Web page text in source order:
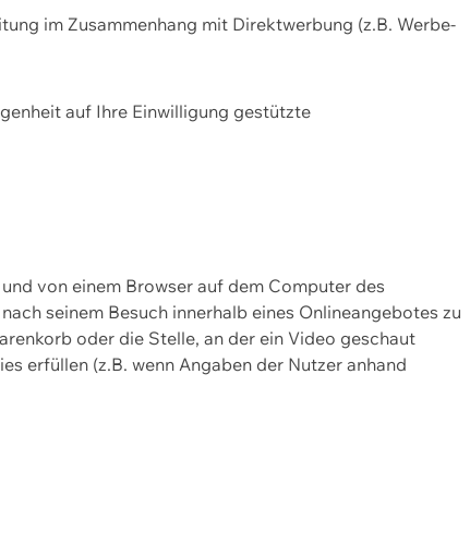
im Zusammenhang mit Direktwerbung (z.B. Werbe-
auf Ihre Einwilligung gestützte
von einem Browser auf dem Computer des
seinem Besuch innerhalb eines Onlineangebotes zu
oder die Stelle, an der ein Video geschaut
erfüllen (z.B. wenn Angaben der Nutzer anhand